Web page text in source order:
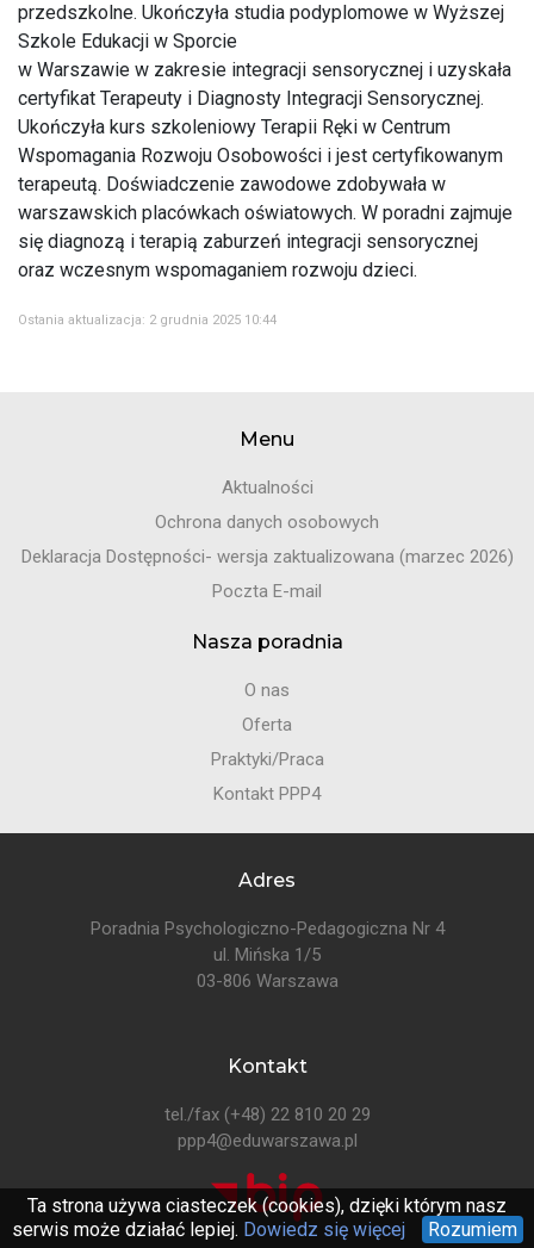
przedszkolne. Ukończyła studia podyplomowe w Wyższej
Szkole Edukacji w Sporcie
w Warszawie w zakresie integracji sensorycznej i uzyskała
certyfikat Terapeuty i Diagnosty Integracji Sensorycznej.
Ukończyła kurs szkoleniowy Terapii Ręki w Centrum
Wspomagania Rozwoju Osobowości i jest certyfikowanym
terapeutą. Doświadczenie zawodowe zdobywała w
warszawskich placówkach oświatowych. W poradni zajmuje
się diagnozą i terapią zaburzeń integracji sensorycznej
oraz wczesnym wspomaganiem rozwoju dzieci.
Ostania aktualizacja: 2 grudnia 2025 10:44
Menu
Aktualności
Ochrona danych osobowych
Deklaracja Dostępności- wersja zaktualizowana (marzec 2026)
Poczta E-mail
Nasza poradnia
O nas
Oferta
Praktyki/Praca
Kontakt PPP4
Adres
Poradnia Psychologiczno-Pedagogiczna Nr 4
ul. Mińska 1/5
03-806 Warszawa
Kontakt
tel./fax (+48) 22 810 20 29
ppp4@eduwarszawa.pl
Ta strona używa ciasteczek (cookies), dzięki którym nasz
serwis może działać lepiej. Dowiedz się więcej Rozumiem